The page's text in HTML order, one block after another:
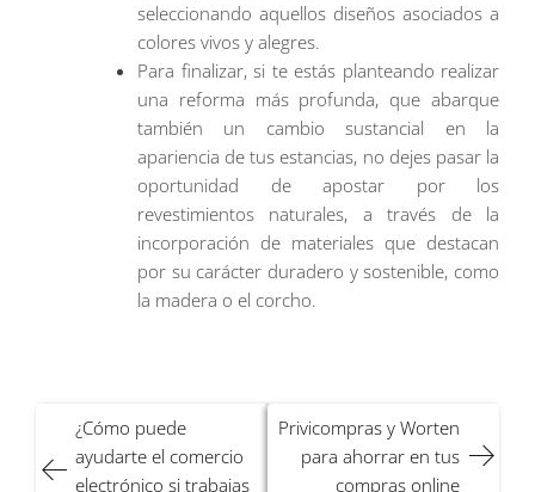
seleccionando aquellos diseños asociados a
colores vivos y alegres.
Para finalizar, si te estás planteando realizar
una reforma más profunda, que abarque
también un cambio sustancial en la
apariencia de tus estancias, no dejes pasar la
oportunidad de apostar por los
revestimientos naturales, a través de la
incorporación de materiales que destacan
por su carácter duradero y sostenible, como
la madera o el corcho.
Navegación
entradas
¿Cómo puede
ayudarte el comercio
electrónico si trabajas
Privicompras y Worten
para ahorrar en tus
compras online